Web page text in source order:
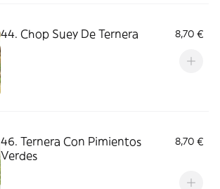
44. Chop Suey De Ternera 8,70 €
46. Ternera Con Pimientos
Verdes
8,70 €